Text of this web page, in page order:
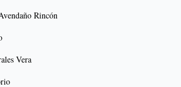
Rincón
Vera